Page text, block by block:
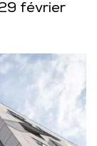
février